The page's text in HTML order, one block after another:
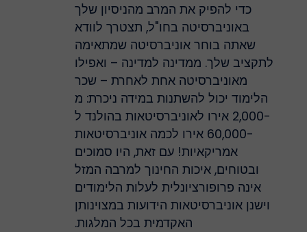
כדי להפיק את המרב מהניסיון שלך
באוניברסיטה בחו"ל, תצטרך לוודא
שאתה בוחר אוניברסיטה שמתאימה
לתקציב שלך. ממדינה למדינה – ואפילו
מאוניברסיטה אחת לאחרת – שכר
הלימוד יכול להשתנות במידה ניכרת: מ
-2,000 אירו לאוניברסיטאות בהולנד ל
-60,000 אירו לכמה אוניברסיטאות
אמריקאיות! עם זאת, היו סמוכים
ובטוחים, איכות החינוך למרבה המזל
אינה פרופורציונלית לעלות הלימודים
וישנן אוניברסיטאות הידועות במצוינותן
האקדמית בכל המלגות.